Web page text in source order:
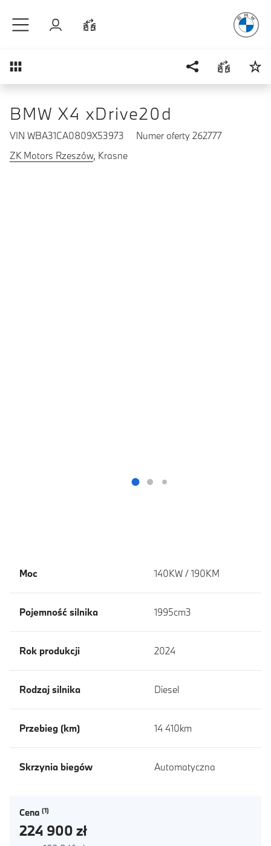
Zaloguj się
Przegląd
BMW X4 xDrive20d
VIN WBA31CA0809X53973
Numer oferty 262777
ZK Motors Rzeszów, Krasne
Moc 140KW / 190KM
Pojemność silnika 1995cm3
Rok produkcji 2024
Rodzaj silnika Diesel
Przebieg (km) 14 410km
Skrzynia biegów Automatyczna
Cena
224 900 zł